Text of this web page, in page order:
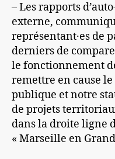
– Les rapports
externe,
représentant·es de
derniers de
le fonctionnement
remettre en cause
publique et notre
de projets
dans la droite ligne
« Marseille en